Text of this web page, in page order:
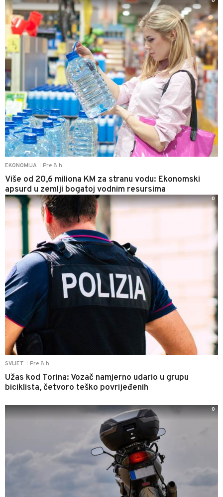
EKONOMIJA Pre 8 h
Više od 20,6 miliona KM za stranu vodu: Ekonomski
apsurd u zemlji bogatoj vodnim resursima
SVIJET Pre 8 h
Užas kod Torina: Vozač namjerno udario u grupu
biciklista, četvoro teško povrijeđenih
0
0